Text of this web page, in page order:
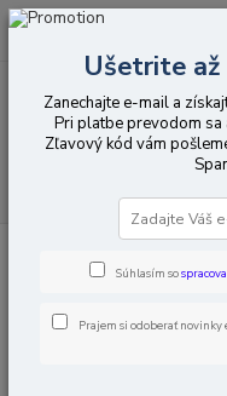
(pozemná + satelitná TV)
TV-SAT
Ušetrite až
Zanechajte e-mail a
Pri platbe prevodom sa
Zľavový kód vám
Súhlasím so
Prajem si odoberať